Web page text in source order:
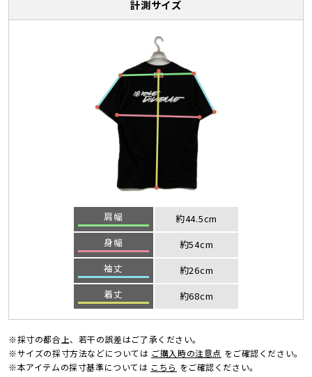
計測サイズ
肩幅
約44.5cm
身幅
約54cm
袖丈
約26cm
着丈
約68cm
※採寸の都合上、若干の誤差はご了承ください。
※サイズの採寸方法などについては ご購入時の注意点 をご確認ください。
※本アイテムの採寸基準については こちら をご確認ください。